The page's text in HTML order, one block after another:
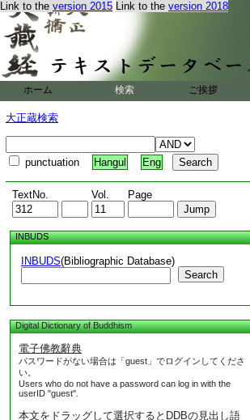
Link to the version 2015 Link to the version 2018
ホーム 検索 ご挨拶
大正蔵検索
punctuation Hangul Eng
TextNo. Vol. Page
INBUDS
INBUDS(Bibliographic Database)
Search
Digital Dictionary of Buddhism
電子佛教辭典
パスワードがない場合は「guest」でログインしてくださ
い。
Users who do not have a password can log in with the
userID "guest".
本文をドラッグして選択するとDDBの見出し語